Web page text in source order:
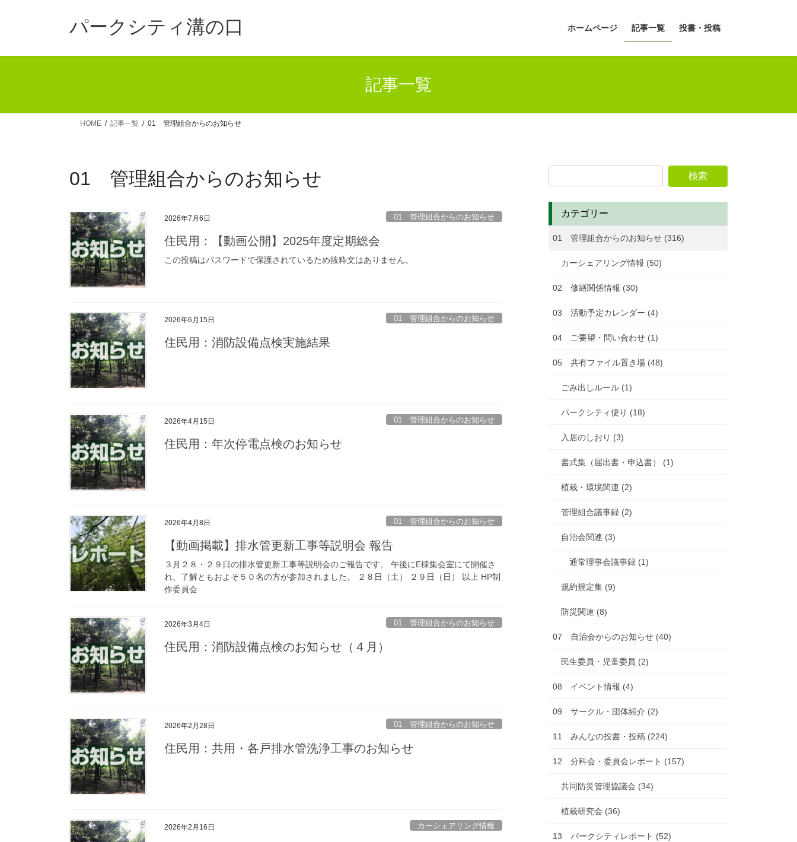
パークシティ溝の口 ホームページ 記事一覧 投書・投稿
記事一覧
HOME 記事一覧 01 管理組合からのお知らせ
01 管理組合からのお知らせ
2026年7月6日 01 管理組合からのお知らせ
住民用：【動画公開】2025年度定期総会
この投稿はパスワードで保護されているため抜粋文はありません。
2026年6月15日 01 管理組合からのお知らせ
住民用：消防設備点検実施結果
2026年4月15日 01 管理組合からのお知らせ
住民用：年次停電点検のお知らせ
2026年4月8日 01 管理組合からのお知らせ
【動画掲載】排水管更新工事等説明会 報告
３月２８・２９日の排水管更新工事等説明会のご報告です。 午後にE棟集会室にて開催さ
れ、了解ともおよそ５０名の方が参加されました。 ２８日（土） ２９日（日） 以上 HP制
作委員会
2026年3月4日 01 管理組合からのお知らせ
住民用：消防設備点検のお知らせ（４月）
2026年2月28日 01 管理組合からのお知らせ
住民用：共用・各戸排水管洗浄工事のお知らせ
2026年2月16日 カーシェアリング情報
カテゴリー
01 管理組合からのお知らせ (316)
カーシェアリング情報 (50)
02 修繕関係情報 (30)
03 活動予定カレンダー (4)
04 ご要望・問い合わせ (1)
05 共有ファイル置き場 (48)
ごみ出しルール (1)
パークシティ便り (18)
入居のしおり (3)
書式集（届出書・申込書） (1)
植栽・環境関連 (2)
管理組合議事録 (2)
自治会関連 (3)
通常理事会議事録 (1)
規約規定集 (9)
防災関連 (8)
07 自治会からのお知らせ (40)
民生委員・児童委員 (2)
08 イベント情報 (4)
09 サークル・団体紹介 (2)
11 みんなの投書・投稿 (224)
12 分科会・委員会レポート (157)
共同防災管理協議会 (34)
植栽研究会 (36)
13 パークシティレポート (52)